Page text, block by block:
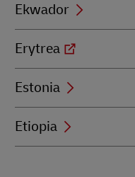
Ekwador
Erytrea
Estonia
Etiopia